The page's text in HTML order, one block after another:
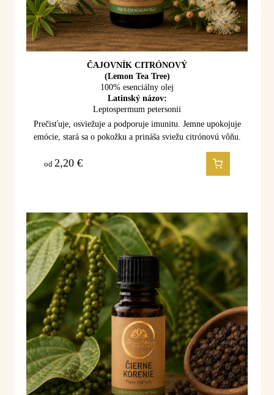
ČAJOVNÍK CITRÓNOVÝ
(Lemon Tea Tree)
100% esenciálny olej
Latinský názov:
Leptospermum petersonii
Prečisťuje, osviežuje a podporuje imunitu. Jemne upokojuje
emócie, stará sa o pokožku a prináša sviežu citrónovú vôňu.
od 2,20€